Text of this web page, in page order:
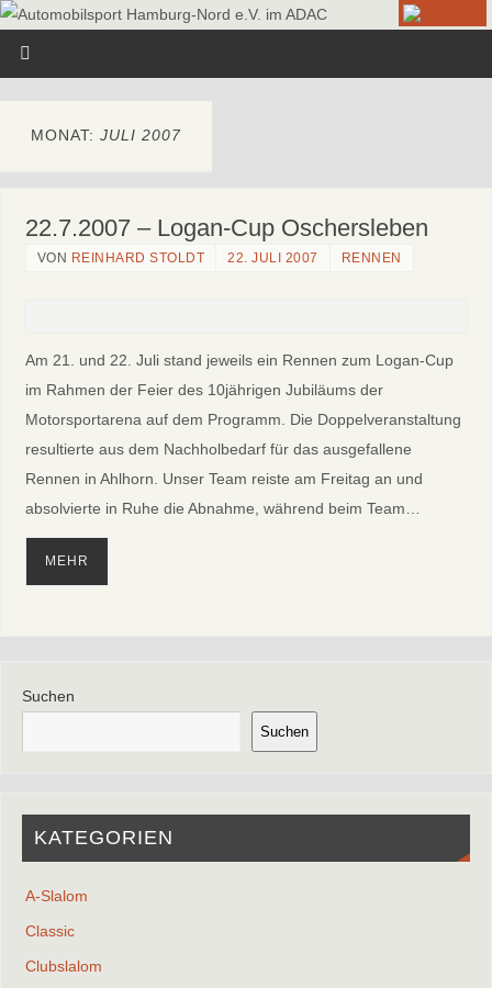
MONAT: JULI 2007
22.7.2007 – Logan-Cup Oschersleben
VON REINHARD STOLDT 22. JULI 2007 RENNEN
Am 21. und 22. Juli stand jeweils ein Rennen zum Logan-Cup
im Rahmen der Feier des 10jährigen Jubiläums der
Motorsportarena auf dem Programm. Die Doppelveranstaltung
resultierte aus dem Nachholbedarf für das ausgefallene
Rennen in Ahlhorn. Unser Team reiste am Freitag an und
absolvierte in Ruhe die Abnahme, während beim Team…
MEHR
Suchen
Suchen
KATEGORIEN
A-Slalom
Classic
Clubslalom